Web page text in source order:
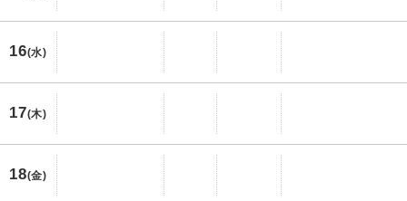
16(水)
17(木)
18(金)